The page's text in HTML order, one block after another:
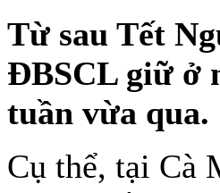
Từ sau Tết
ĐBSCL giữ ở
tuần vừa qua.
Cụ thể, tại Cà